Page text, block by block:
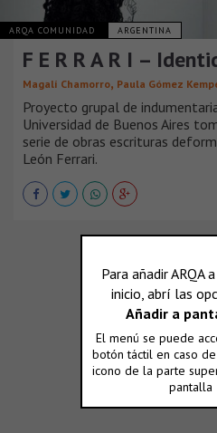
ARQA COMUNIDAD ARGENTINA
F E R R A R I –
Magalí Chamorro, Paula Gómez
Proyecto grupal de
Universidad de Buenos Aires
serie de obras escrituras
León Ferrari.